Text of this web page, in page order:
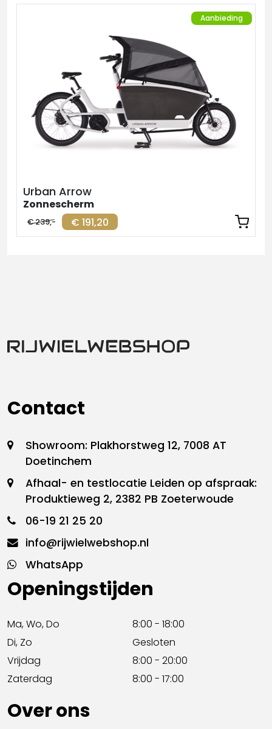
Aanbieding
Urban Arrow
Zonnescherm
€ 191,20
€ 239,-
Contact
Showroom: Plakhorstweg 12, 7008 AT
Doetinchem
Afhaal- en testlocatie Leiden op afspraak:
Produktieweg 2, 2382 PB Zoeterwoude
06-19 21 25 20
info@rijwielwebshop.nl
WhatsApp
Openingstijden
Ma, Wo, Do
8:00 - 18:00
Di, Zo
Gesloten
Vrijdag
8:00 - 20:00
Zaterdag
8:00 - 17:00
Over ons